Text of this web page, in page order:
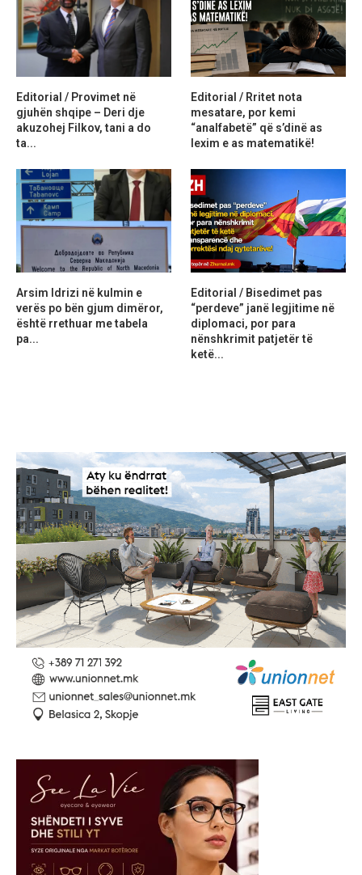
Editorial / Provimet në
gjuhën shqipe – Deri dje
akuzohej Filkov, tani a do
ta...
Editorial / Rritet nota
mesatare, por kemi
“analfabetë” që s’dinë as
lexim e as matematikë!
Arsim Idrizi në kulmin e
verës po bën gjum dimëror,
është rrethuar me tabela
pa...
Editorial / Bisedimet pas
“perdeve” janë legjitime në
diplomaci, por para
nënshkrimit patjetër të
ketë...